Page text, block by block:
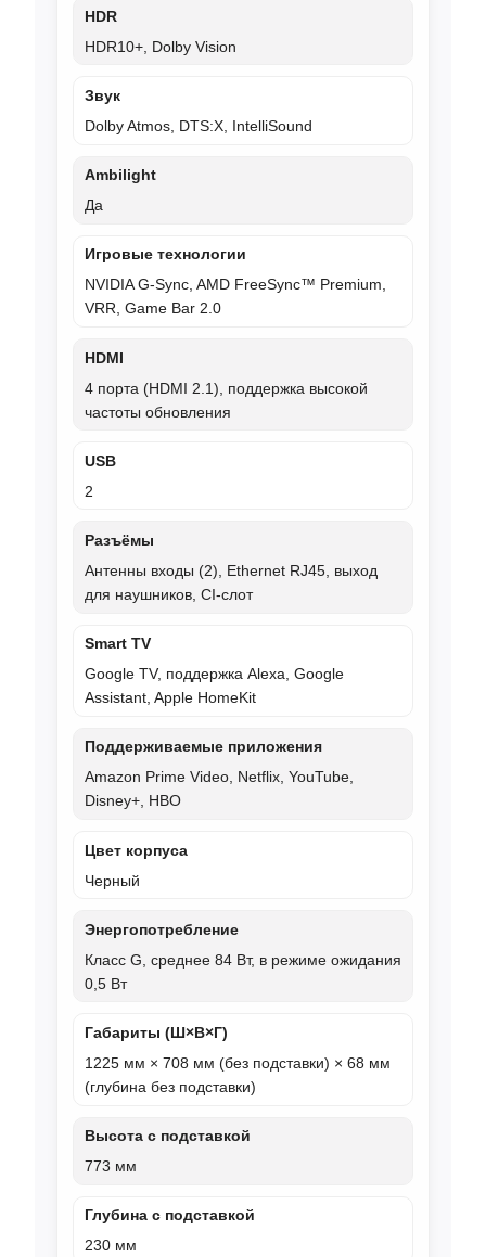
HDR
HDR10+, Dolby Vision
Звук
Dolby Atmos, DTS:X, IntelliSound
Ambilight
Да
Игровые технологии
NVIDIA G-Sync, AMD FreeSync™ Premium,
VRR, Game Bar 2.0
HDMI
4 порта (HDMI 2.1), поддержка высокой
частоты обновления
USB
2
Разъёмы
Антенны входы (2), Ethernet RJ45, выход
для наушников, CI-слот
Smart TV
Google TV, поддержка Alexa, Google
Assistant, Apple HomeKit
Поддерживаемые приложения
Amazon Prime Video, Netflix, YouTube,
Disney+, HBO
Цвет корпуса
Черный
Энергопотребление
Класс G, среднее 84 Вт, в режиме ожидания
0,5 Вт
Габариты (Ш×В×Г)
1225 мм × 708 мм (без подставки) × 68 мм
(глубина без подставки)
Высота с подставкой
773 мм
Глубина с подставкой
230 мм